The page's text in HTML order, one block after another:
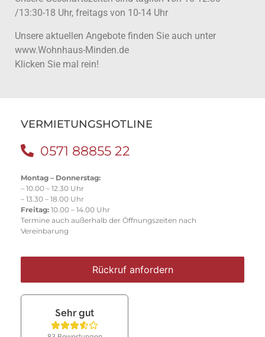
/13:30-18 Uhr, freitags von 10-14 Uhr
Unsere aktuellen Angebote finden Sie auch unter
www.Wohnhaus-Minden.de
Klicken Sie mal rein!
VERMIETUNGSHOTLINE
0571 88855 22
Montag – Donnerstag:
– 10.00 – 12.30 Uhr
– 13.30 – 18.00 Uhr
Freitag: 10.00 – 14.00 Uhr
Termine auch außerhalb der Öffnungszeiten nach
Vereinbarung
Rückruf anfordern